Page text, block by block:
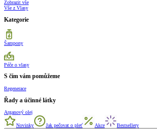
Zobrazit vše
Vše z Vlasy
Kategorie
Šampony
Péče o vlasy
S čím vám pomůžeme
Regenerace
Řady a účinné látky
Arganový olej
Novinky Jak pečovat o pleť Akce Bestsellery